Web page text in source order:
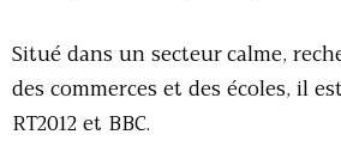
Situé dans un secteur calme,
des commerces et des écoles, il
RT2012 et BBC.